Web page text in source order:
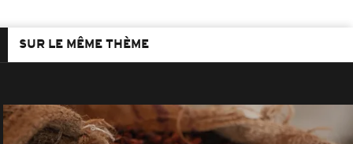
SUR LE MÊME THÈME